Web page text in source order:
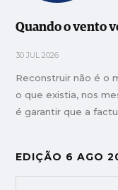
Quando o vento
30 JUL 2026
Reconstruir não é o
o que existia, nos
é garantir que a
EDIÇÃO 6 AGO